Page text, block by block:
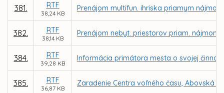
381. RTF
38,24 KB
Prenájom multifun. ihriska priamym
382. RTF
38,14 KB
Prenájom nebyt. priestorov priam. nájmom
384. RTF
39,28 KB
Informácia primátora mesta o svojej
385. RTF
36,87 KB
Zaradenie Centra voľného času, Abovská